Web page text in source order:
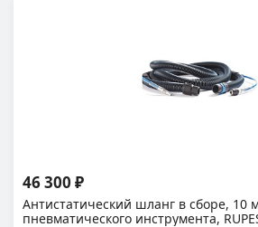
Антистатический шланг в сборе, 10
пневматического инструмента,
46 300 ₽